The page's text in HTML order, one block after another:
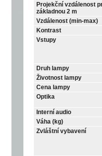
Projekční vzdálenost
základnou 2 m
Vzdálenost (min-max)
Kontrast
Vstupy
Druh lampy
Životnost lampy
Cena lampy
Optika
Interní audio
Váha (kg)
Zvláštní vybavení